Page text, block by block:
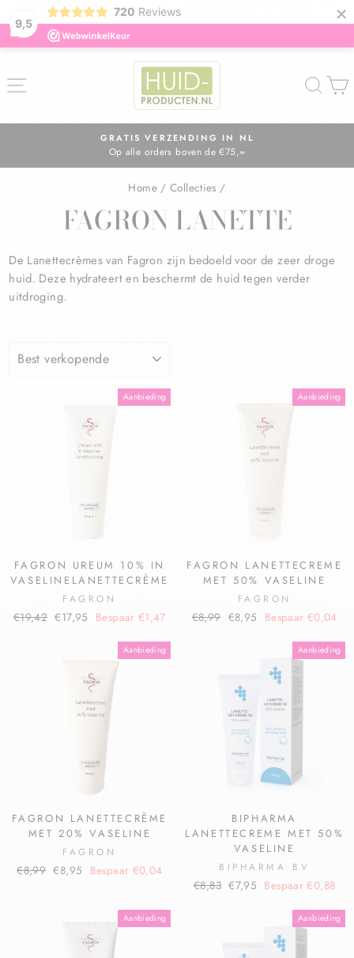
9,5
720 Reviews ×
Diavoorstelling
GRATIS VERZENDING IN NL
Op alle orders boven de €75,=
Home / Collecties /
FAGRON LANETTE
De Lanettecrèmes van Fagron zijn bedoeld voor de zeer droge
huid. Deze hydrateert en beschermt de huid tegen verder
uitdroging.
Aanbieding
FAGRON UREUM 10% IN
VASELINELANETTECRÈME
FAGRON
€19,42 €17,95 Bespaar €1,47
Aanbieding
FAGRON LANETTECREME
MET 50% VASELINE
FAGRON
€8,99 €8,95 Bespaar €0,04
Aanbieding
FAGRON LANETTECRÈME
MET 20% VASELINE
FAGRON
€8,99 €8,95 Bespaar €0,04
Aanbieding
BIPHARMA
LANETTECREME MET 50%
VASELINE
BIPHARMA BV
€8,83 €7,95 Bespaar €0,88
Aanbieding Aanbieding